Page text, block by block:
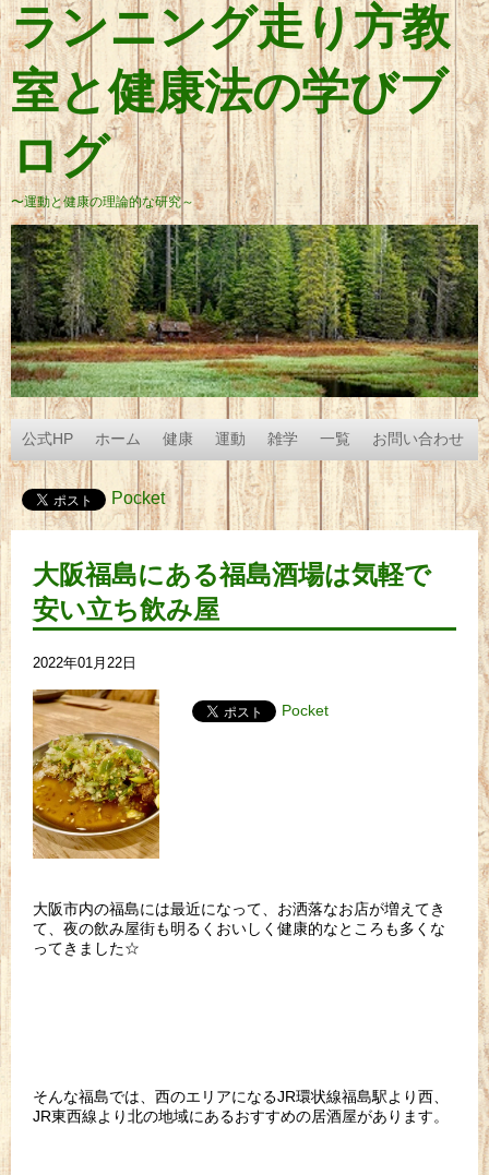
ランニング走り方教
室と健康法の学びブ
ログ
〜運動と健康の理論的な研究～
公式HP ホーム 健康 運動 雑学 一覧 お問い合わせ
Pocket
大阪福島にある福島酒場は気軽で
安い立ち飲み屋
2022年01月22日
Pocket
大阪市内の福島には最近になって、お洒落なお店が増えてき
て、夜の飲み屋街も明るくおいしく健康的なところも多くな
ってきました☆
そんな福島では、西のエリアになるJR環状線福島駅より西、
JR東西線より北の地域にあるおすすめの居酒屋があります。